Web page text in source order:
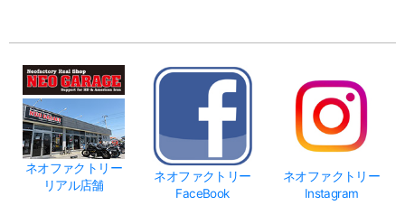
ネオファクトリー
リアル店舗
ネオファクトリー
FaceBook
ネオファクトリー
Instagram